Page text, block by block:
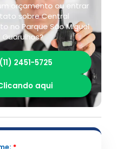
orçamento ou entrar
sobre Central
no Parque São Miguel
Guarulhos?
2451-5725
aqui
*